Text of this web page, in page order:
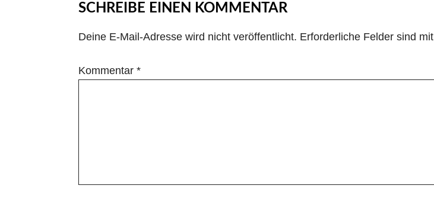
SCHREIBE EINEN KOMMENTAR
Deine E-Mail-Adresse wird nicht veröffentlicht. Erforderliche Felder sind mit
Kommentar *